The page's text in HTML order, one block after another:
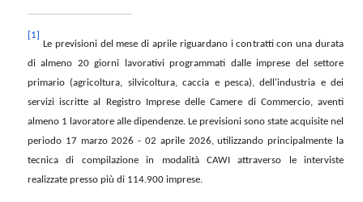
[1]
Le previsioni del mese di aprile riguardano i contratti con una durata
di almeno 20 giorni lavorativi programmati dalle imprese del settore
primario (agricoltura, silvicoltura, caccia e pesca), dell'industria e dei
servizi iscritte al Registro Imprese delle Camere di Commercio, aventi
almeno 1 lavoratore alle dipendenze. Le previsioni sono state acquisite nel
periodo 17 marzo 2026 - 02 aprile 2026, utilizzando principalmente la
tecnica di compilazione in modalità CAWI attraverso le interviste
realizzate presso più di 114.900 imprese.